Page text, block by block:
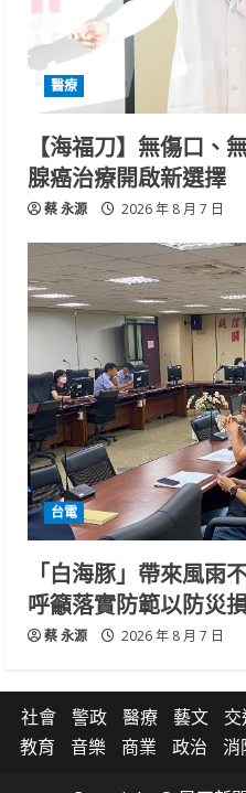
醫療
【海福刀】無傷口、
腺癌治療開啟新選擇
蔡 永源 2026 年 8 月 7 日
台電
「白海豚」帶來風雨
呼籲落實防範以防災
蔡 永源 2026 年 8 月 7 日
社會 警政 醫療 藝文
教育
音樂 商業 政治 消